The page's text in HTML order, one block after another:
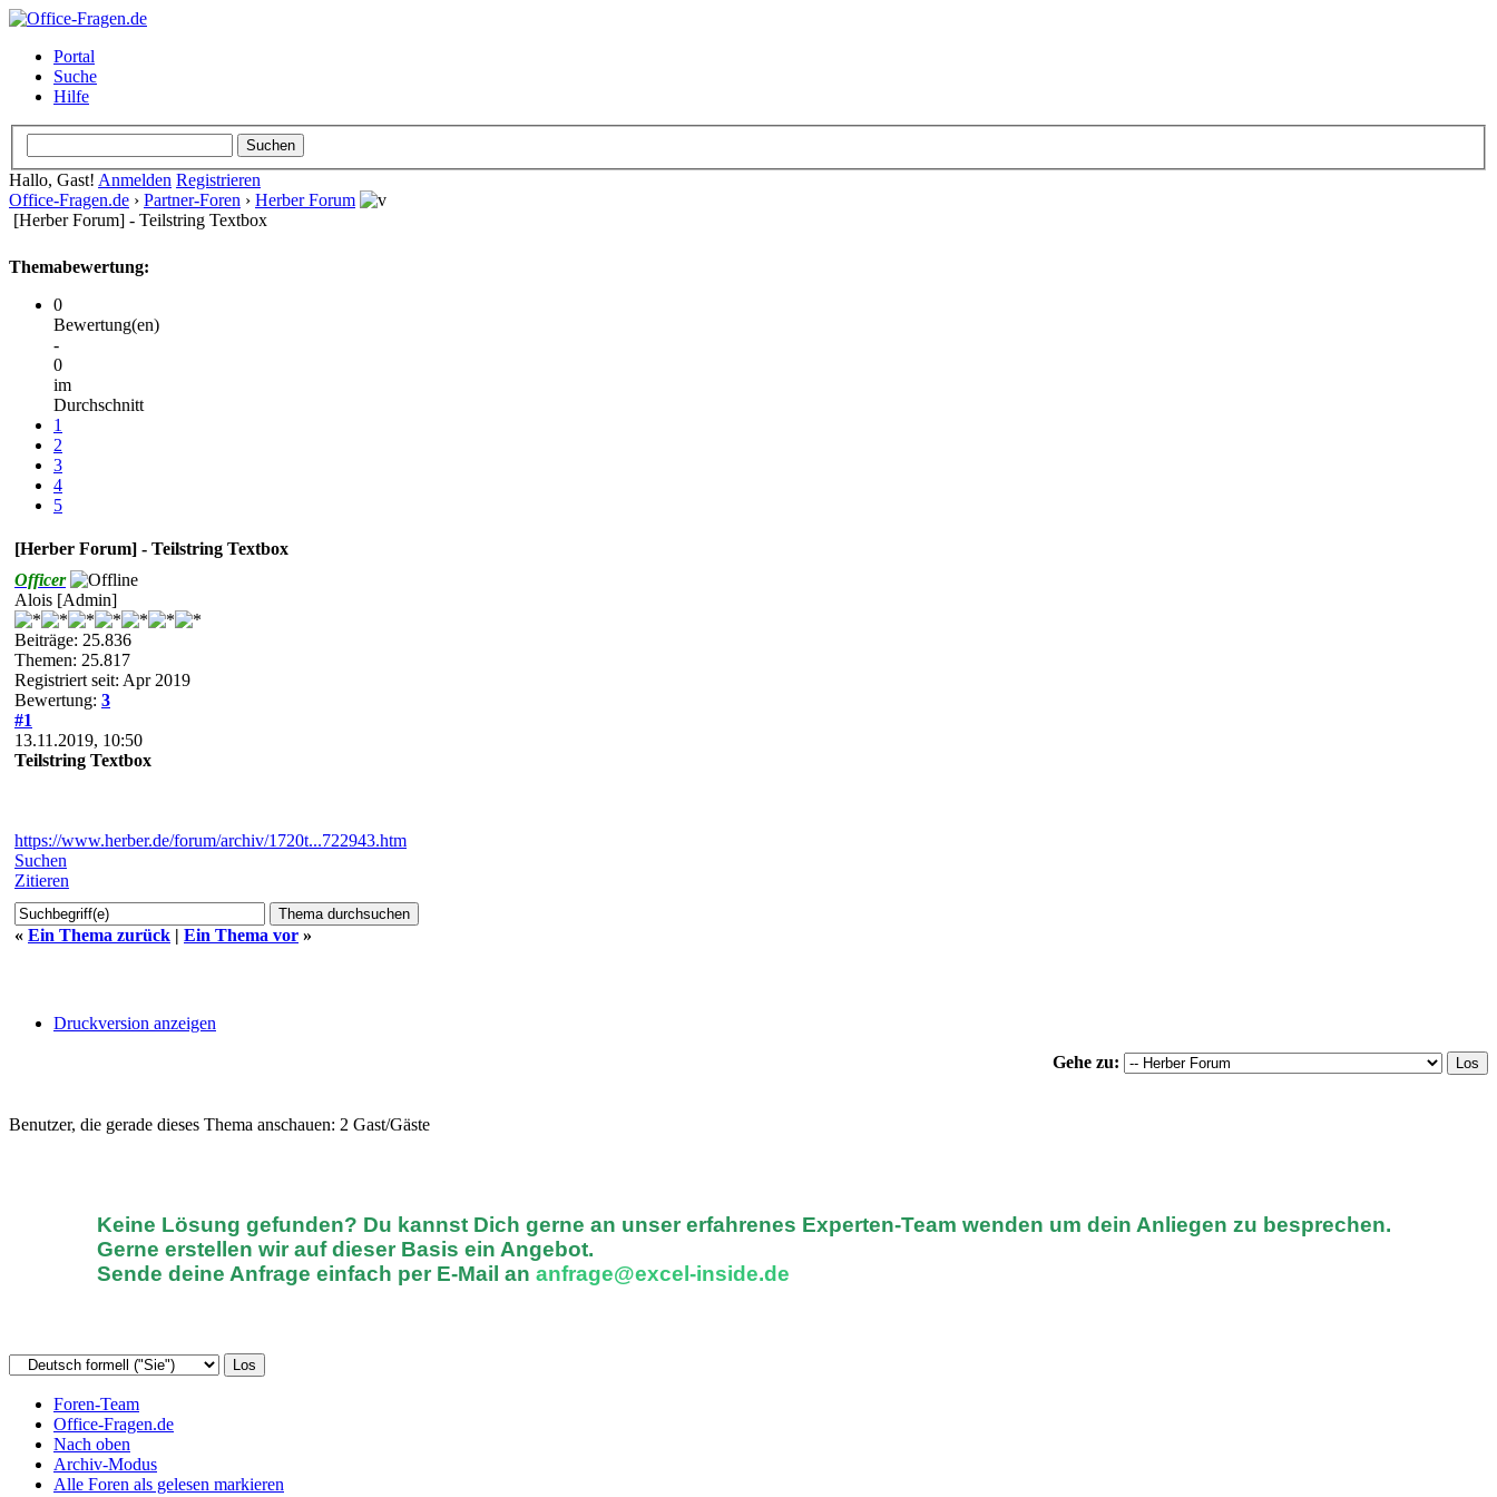
Portal
Suche
Hilfe
Hallo, Gast! Anmelden Registrieren
Office-Fragen.de › Partner-Foren › Herber Forum
[Herber Forum] - Teilstring Textbox
Themabewertung:
0
Bewertung(en)
-
0
im
Durchschnitt
1
2
3
4
5
[Herber Forum] - Teilstring Textbox
Officer
Alois [Admin]
Beiträge: 25.836
Themen: 25.817
Registriert seit: Apr 2019
Bewertung: 3
#1
13.11.2019, 10:50
Teilstring Textbox
https://www.herber.de/forum/archiv/1720t...722943.htm
Suchen
Zitieren
« Ein Thema zurück | Ein Thema vor »
Druckversion anzeigen
Gehe zu:
Benutzer, die gerade dieses Thema anschauen: 2 Gast/Gäste
Keine Lösung gefunden? Du kannst Dich gerne an unser erfahrenes Experten-Team wenden um dein Anliegen zu besprechen.
Gerne erstellen wir auf dieser Basis ein Angebot.
Sende deine Anfrage einfach per E-Mail an anfrage@excel-inside.de
Foren-Team
Office-Fragen.de
Nach oben
Archiv-Modus
Alle Foren als gelesen markieren